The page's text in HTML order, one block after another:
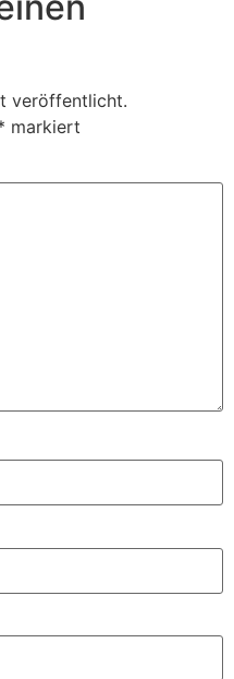
veröffentlicht.
markiert